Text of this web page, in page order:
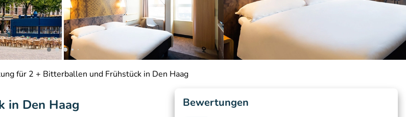
für 2 + Bitterballen und Frühstück in Den Haag
in Den Haag
Bewertungen